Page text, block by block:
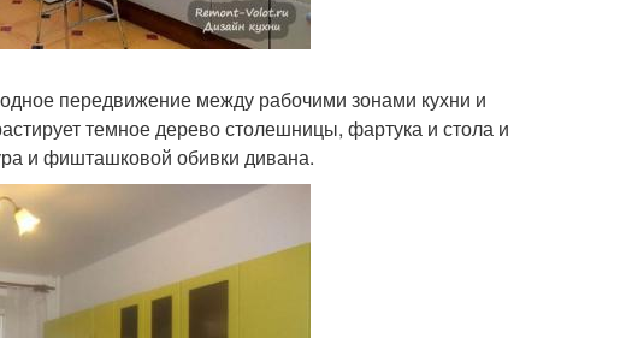
передвижение между рабочими зонами кухни и
темное дерево столешницы, фартука и стола и
и фишташковой обивки дивана.